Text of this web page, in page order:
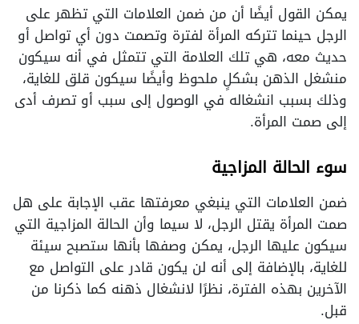
يمكن القول أيضًا أن من ضمن العلامات التي تظهر على
الرجل حينما تتركه المرأة لفترة وتصمت دون أي تواصل أو
حديث معه، هي تلك العلامة التي تتمثل في أنه سيكون
منشغل الذهن بشكلٍ ملحوظ وأيضًا سيكون قلق للغاية،
وذلك بسبب انشغاله في الوصول إلى سبب أو تصرف أدى
إلى صمت المرأة.
سوء الحالة المزاجية
ضمن العلامات التي ينبغي معرفتها عقب الإجابة على هل
صمت المرأة يقتل الرجل، لا سيما وأن الحالة المزاجية التي
سيكون عليها الرجل، يمكن وصفها بأنها ستصبح سيئة
للغاية، بالإضافة إلى أنه لن يكون قادر على التواصل مع
الآخرين بهذه الفترة، نظرًا لانشغال ذهنه كما ذكرنا من
قبل.